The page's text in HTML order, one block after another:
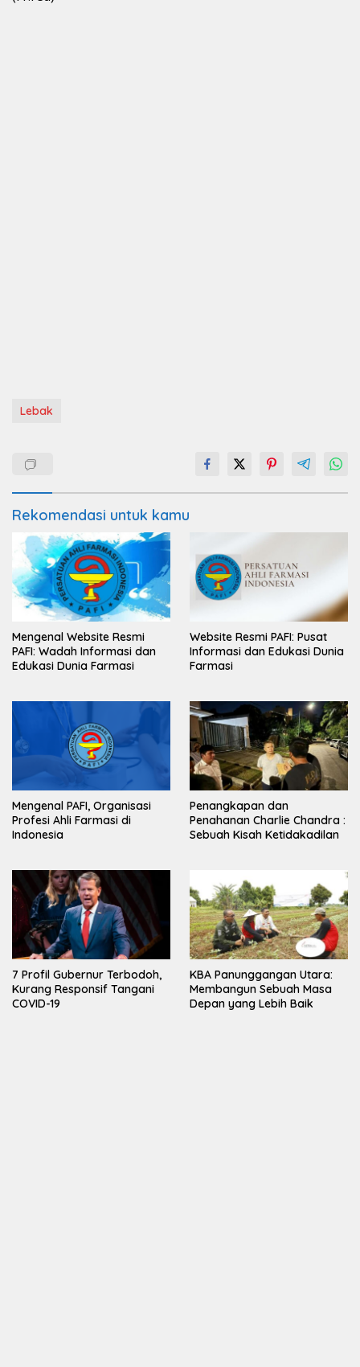
Lebak
Rekomendasi untuk kamu
Mengenal Website Resmi
PAFI: Wadah Informasi dan
Edukasi Dunia Farmasi
Website Resmi PAFI: Pusat
Informasi dan Edukasi Dunia
Farmasi
Mengenal PAFI, Organisasi
Profesi Ahli Farmasi di
Indonesia
Penangkapan dan
Penahanan Charlie Chandra :
Sebuah Kisah Ketidakadilan
7 Profil Gubernur Terbodoh,
Kurang Responsif Tangani
COVID-19
KBA Panunggangan Utara:
Membangun Sebuah Masa
Depan yang Lebih Baik